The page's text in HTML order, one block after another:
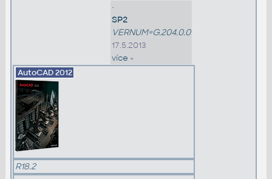
•
SP2
VERNUM=G.204.0.0
17.5.2013
více »
AutoCAD2012
R18.2